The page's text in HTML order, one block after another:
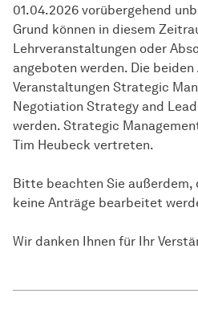
01.04.2026 vorübergehend
Grund können in diesem
Lehrveranstaltungen oder
angeboten werden. Die
Veranstaltungen Strategic
Negotiation Strategy and
werden. Strategic
Tim Heubeck vertreten.
Bitte beachten Sie außerdem,
keine Anträge bearbeitet
Wir danken Ihnen für Ihr